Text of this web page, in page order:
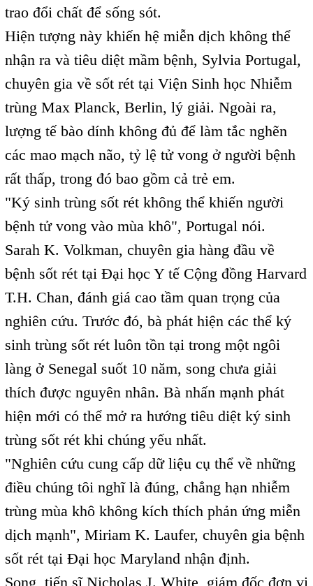
trao đổi chất để sống sót.
Hiện tượng này khiến hệ miễn dịch không thể
nhận ra và tiêu diệt mầm bệnh, Sylvia Portugal,
chuyên gia về sốt rét tại Viện Sinh học Nhiễm
trùng Max Planck, Berlin, lý giải. Ngoài ra,
lượng tế bào dính không đủ để làm tắc nghẽn
các mao mạch não, tỷ lệ tử vong ở người bệnh
rất thấp, trong đó bao gồm cả trẻ em.
"Ký sinh trùng sốt rét không thể khiến người
bệnh tử vong vào mùa khô", Portugal nói.
Sarah K. Volkman, chuyên gia hàng đầu về
bệnh sốt rét tại Đại học Y tế Cộng đồng Harvard
T.H. Chan, đánh giá cao tầm quan trọng của
nghiên cứu. Trước đó, bà phát hiện các thể ký
sinh trùng sốt rét luôn tồn tại trong một ngôi
làng ở Senegal suốt 10 năm, song chưa giải
thích được nguyên nhân. Bà nhấn mạnh phát
hiện mới có thể mở ra hướng tiêu diệt ký sinh
trùng sốt rét khi chúng yếu nhất.
"Nghiên cứu cung cấp dữ liệu cụ thể về những
điều chúng tôi nghĩ là đúng, chẳng hạn nhiễm
trùng mùa khô không kích thích phản ứng miễn
dịch mạnh", Miriam K. Laufer, chuyên gia bệnh
sốt rét tại Đại học Maryland nhận định.
Song, tiến sĩ Nicholas J. White, giám đốc đơn vị